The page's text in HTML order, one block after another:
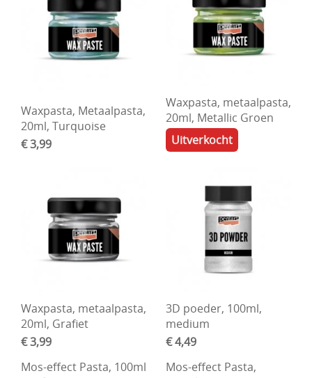
Waxpasta, Metaalpasta,
20ml, Turquoise
€ 3,99
Waxpasta, metaalpasta,
20ml, Metallic Groen
Uitverkocht
Waxpasta, metaalpasta,
20ml, Grafiet
€ 3,99
3D poeder, 100ml,
medium
€ 4,49
Mos-effect Pasta, 100ml
Mos-effect Pasta,